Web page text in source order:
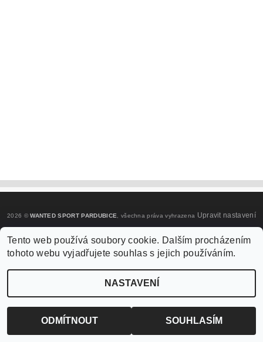
2026 ©WANTED SPORT PARDUBICE , všechna práva vyhrazena Upravit nastavení
cookies
Vytvořil Shoptet
Tento web používá soubory cookie. Dalším procházením
tohoto webu vyjadřujete souhlas s jejich používáním.
NASTAVENÍ
ODMÍTNOUT SOUHLASÍM